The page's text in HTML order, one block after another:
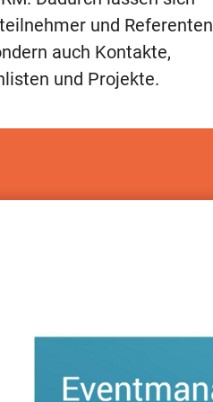
und Referenten
auch Kontakte,
und Projekte.